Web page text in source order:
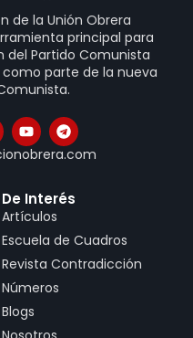
de la Unión Obrera
principal para
Partido Comunista
parte de la nueva
De Interés
Artículos
Escuela de Cuadros
Revista Contradicción
Números
Blogs